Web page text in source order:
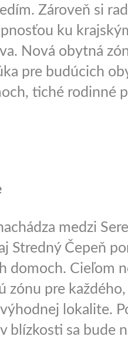
Zároveň si
ku
Nová obytná
pre budúcich
tiché rodinné
medzi
Stredný Čepeň
domoch. Cieľom
pre
lokalite.
blízkosti sa bude